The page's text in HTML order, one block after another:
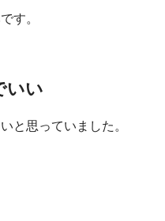
す。
いい
と思っていました。